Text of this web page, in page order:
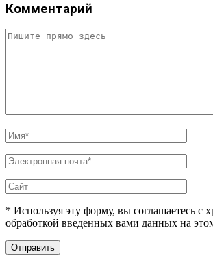
Комментарий
* Используя эту форму, вы соглашаетесь с
обработкой введенных вами данных на